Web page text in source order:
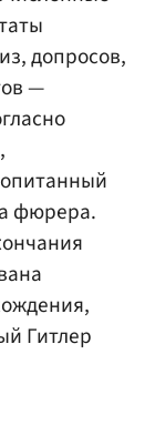
допросов,
—
фюрера.
Гитлер